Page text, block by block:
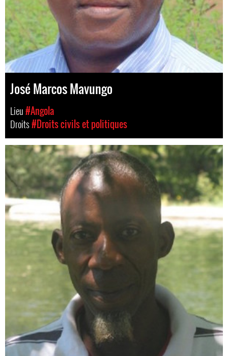
José Marcos Mavungo
Lieu#Angola
Droits#Droits civils et politiques